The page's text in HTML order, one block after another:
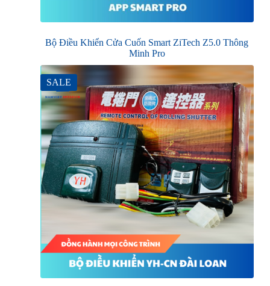
Bộ Điều Khiển Cửa Cuốn Smart ZiTech Z5.0 Thông
Minh Pro
SALE